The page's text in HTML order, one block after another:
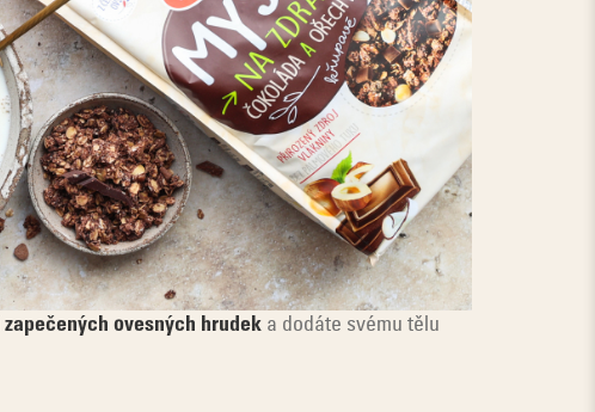
ovesných hrudek a dodáte svému tělu